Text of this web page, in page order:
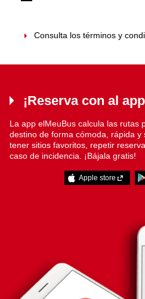
Consulta los términos y
¡Reserva con al
La app elMeuBus calcula las rutas
destino de forma cómoda, rápida y
tener sitios favoritos, repetir
caso de incidencia. ¡Bájala gratis!
Apple store